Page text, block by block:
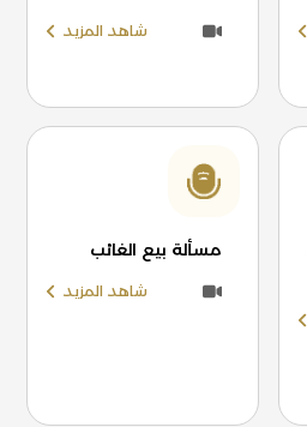
شاهد المزيد
مسألة بيع الغائب
شاهد المزيد